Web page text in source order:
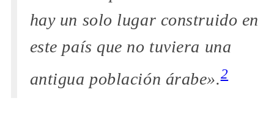
hay un solo lugar construido en
este país que no tuviera una
antigua población árabe».2